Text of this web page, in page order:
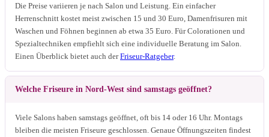
Die Preise variieren je nach Salon und Leistung. Ein einfacher
Herrenschnitt kostet meist zwischen 15 und 30 Euro, Damenfrisuren mit
Waschen und Föhnen beginnen ab etwa 35 Euro. Für Colorationen und
Spezialtechniken empfiehlt sich eine individuelle Beratung im Salon.
Einen Überblick bietet auch derFriseur-Ratgeber.
Welche Friseure in Nord-West sind samstags geöffnet?
Viele Salons haben samstags geöffnet, oft bis 14 oder 16 Uhr. Montags
bleiben die meisten Friseure geschlossen. Genaue Öffnungszeiten findest